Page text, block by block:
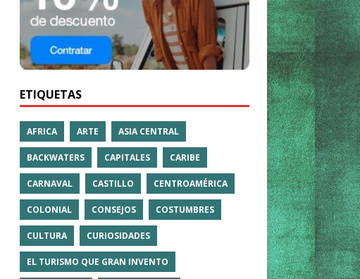
ETIQUETAS
AFRICA ARTE ASIA CENTRAL
BACKWATERS CAPITALES CARIBE
CARNAVAL CASTILLO CENTROAMÉRICA
COLONIAL CONSEJOS COSTUMBRES
CULTURA CURIOSIDADES
EL TURISMO QUE GRAN INVENTO